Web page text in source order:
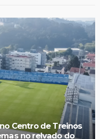
Centro de Treinos
no relvado do